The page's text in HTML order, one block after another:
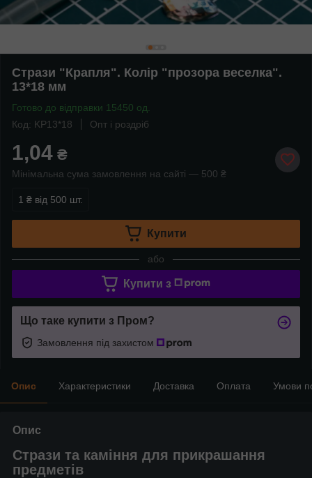
Стрази "Крапля". Колір "прозора веселка".
13*18 мм
Готово до відправки 15450 од.
Код: KP13*18
Опт і роздріб
1,04 ₴
Мінімальна сума замовлення на сайті — 500 ₴
1 ₴ від 500 шт.
Купити
або
Купити з
Що таке купити з Пром?
Замовлення під захистом
Опис Характеристики Доставка Оплата Умови
Опис
Стрази та каміння для прикрашання
предметів